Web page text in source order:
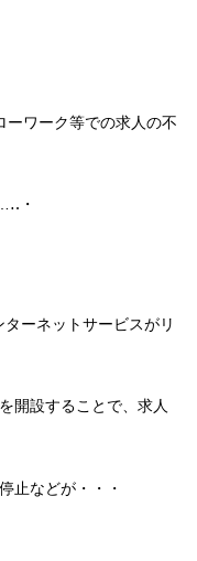
ーワーク等での求人の不
・
ーネットサービスがリ
開設することで、求人
止などが・・・